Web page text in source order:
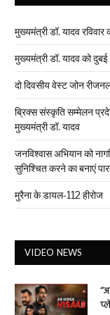
मुख्यमंत्री डॉ. यादव
मुख्यमंत्री डॉ. यादव को
दो दिवसीय वेस्ट जोन
ब्रिक्स संस्कृति सम्मेलन
मुख्यमंत्री डॉ. यादव
जनविश्वास अभियान को
सुनिश्चित करने का बनाएं
मुरैना के डायल-112 हीरोज
VIDEO NEWS